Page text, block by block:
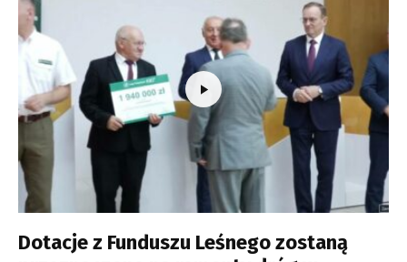
Dotacje z Funduszu Leśnego zostaną